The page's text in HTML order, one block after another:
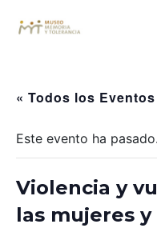
« Todos los Eventos
Este evento ha pasado.
Violencia y
las mujeres